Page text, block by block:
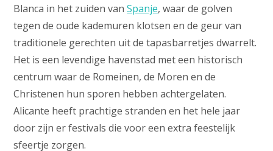
Blanca in het zuiden vanSpanje, waar de golven
tegen de oude kademuren klotsen en de geur van
traditionele gerechten uit de tapasbarretjes dwarrelt.
Het is een levendige havenstad met een historisch
centrum waar de Romeinen, de Moren en de
Christenen hun sporen hebben achtergelaten.
Alicante heeft prachtige stranden en het hele jaar
door zijn er festivals die voor een extra feestelijk
sfeertje zorgen.